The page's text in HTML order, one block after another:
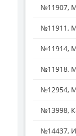
№11907,
№11911,
№11914,
№11918,
№12954,
№13998,
№14437,